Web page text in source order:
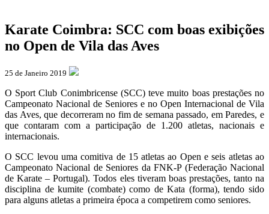
Karate Coimbra: SCC com boas exibições
no Open de Vila das Aves
25 de Janeiro 2019
O Sport Club Conimbricense (SCC) teve muito boas prestações no
Campeonato Nacional de Seniores e no Open Internacional de Vila
das Aves, que decorreram no fim de semana passado, em Paredes, e
que contaram com a participação de 1.200 atletas, nacionais e
internacionais.
O SCC levou uma comitiva de 15 atletas ao Open e seis atletas ao
Campeonato Nacional de Seniores da FNK-P (Federação Nacional
de Karate – Portugal). Todos eles tiveram boas prestações, tanto na
disciplina de kumite (combate) como de Kata (forma), tendo sido
para alguns atletas a primeira época a competirem como seniores.